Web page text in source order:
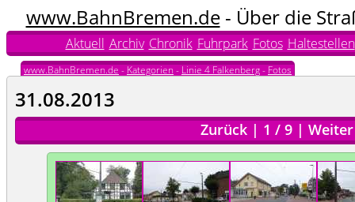
www.BahnBremen.de- Über die
Aktuell Archiv Chronik Fuhrpark Fotos Haltestellen
www.BahnBremen.de - Kategorien - Linie 4 Falkenberg- Fotos
31.08.2013
Zurück | 1 / 9 | Weiter